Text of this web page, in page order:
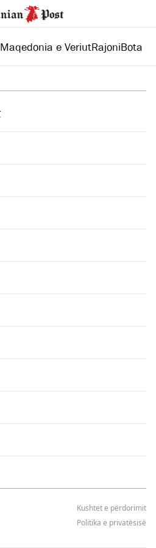
Maqedonia e VeriutRajoniBota
Kushtet e përdorimit
Politika e privatësisë